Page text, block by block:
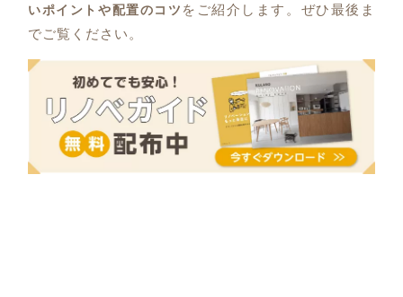
いポイントや配置のコツ をご紹介します。ぜひ最後ま
でご覧ください。